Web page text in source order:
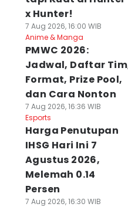
x Hunter!
7 Aug 2026, 16:00 WIB
Anime & Manga
PMWC 2026:
Jadwal, Daftar
Format, Prize Pool,
dan Cara Nonton
7 Aug 2026, 16:36 WIB
Esports
Harga Penutupan
IHSG Hari Ini 7
Agustus 2026,
Melemah 0.14
Persen
7 Aug 2026, 16:30 WIB